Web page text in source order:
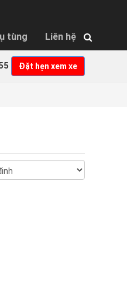
tùng Liên hệ
Đặt hẹn xem xe